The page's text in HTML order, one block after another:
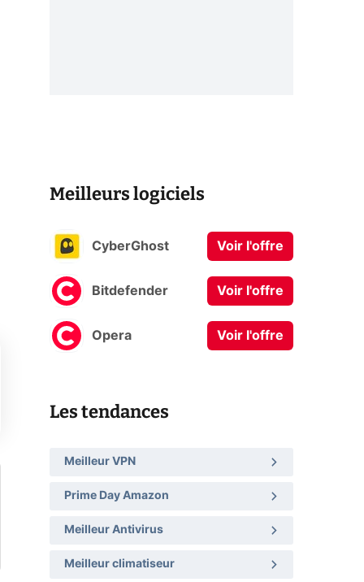
Meilleurs logiciels
CyberGhost Voir l'offre
Bitdefender Voir l'offre
Opera Voir l'offre
Les tendances
Meilleur VPN
Prime Day Amazon
Meilleur Antivirus
Meilleur climatiseur